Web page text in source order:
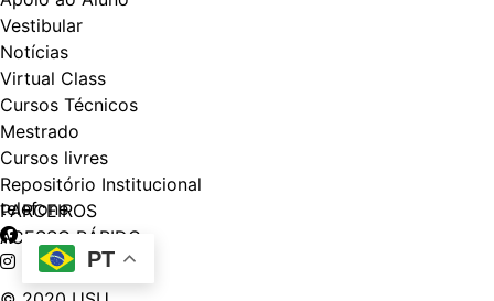
PT
Vestibular
Notícias
Virtual Class
Cursos Técnicos
Mestrado
Cursos livres
Repositório Institucional
PARCEIROS
ACESSO RÁPIDO
telefone